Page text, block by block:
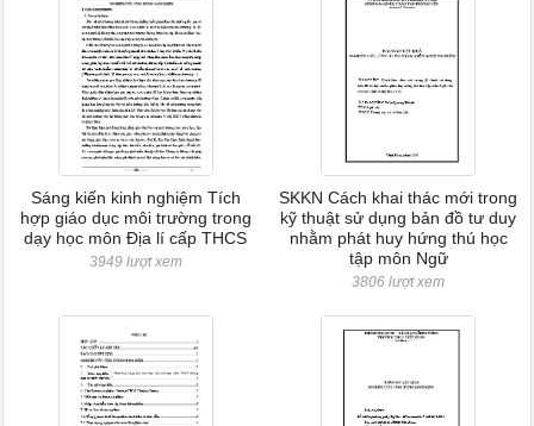
Sáng kiến kinh nghiệm Tích
hợp giáo dục môi trường trong
dạy học môn Địa lí cấp THCS
3949 lượt xem
SKKN Cách khai thác mới trong
kỹ thuật sử dụng bản đồ tư duy
nhằm phát huy hứng thú học
tập môn Ngữ
3806 lượt xem